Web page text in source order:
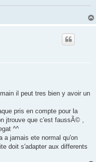
il peut tres bien y avoir un
pris en compte pour la
jtrouve que c'est faussÃ© ,
^^
a jamais ete normal qu'on
doit s'adapter aux differents